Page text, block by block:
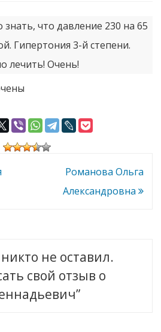
что давление 230 на 65
Гипертония 3-й степени.
лечить! Очень!
Романова Ольга
Александровна
не оставил.
свой отзыв о